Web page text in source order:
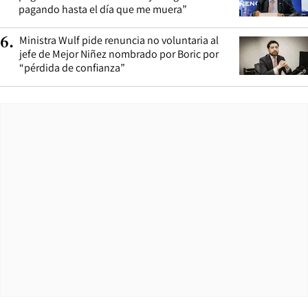
pagando hasta el día que me muera”
6. Ministra Wulf pide renuncia no voluntaria al
jefe de Mejor Niñez nombrado por Boric por
“pérdida de confianza”